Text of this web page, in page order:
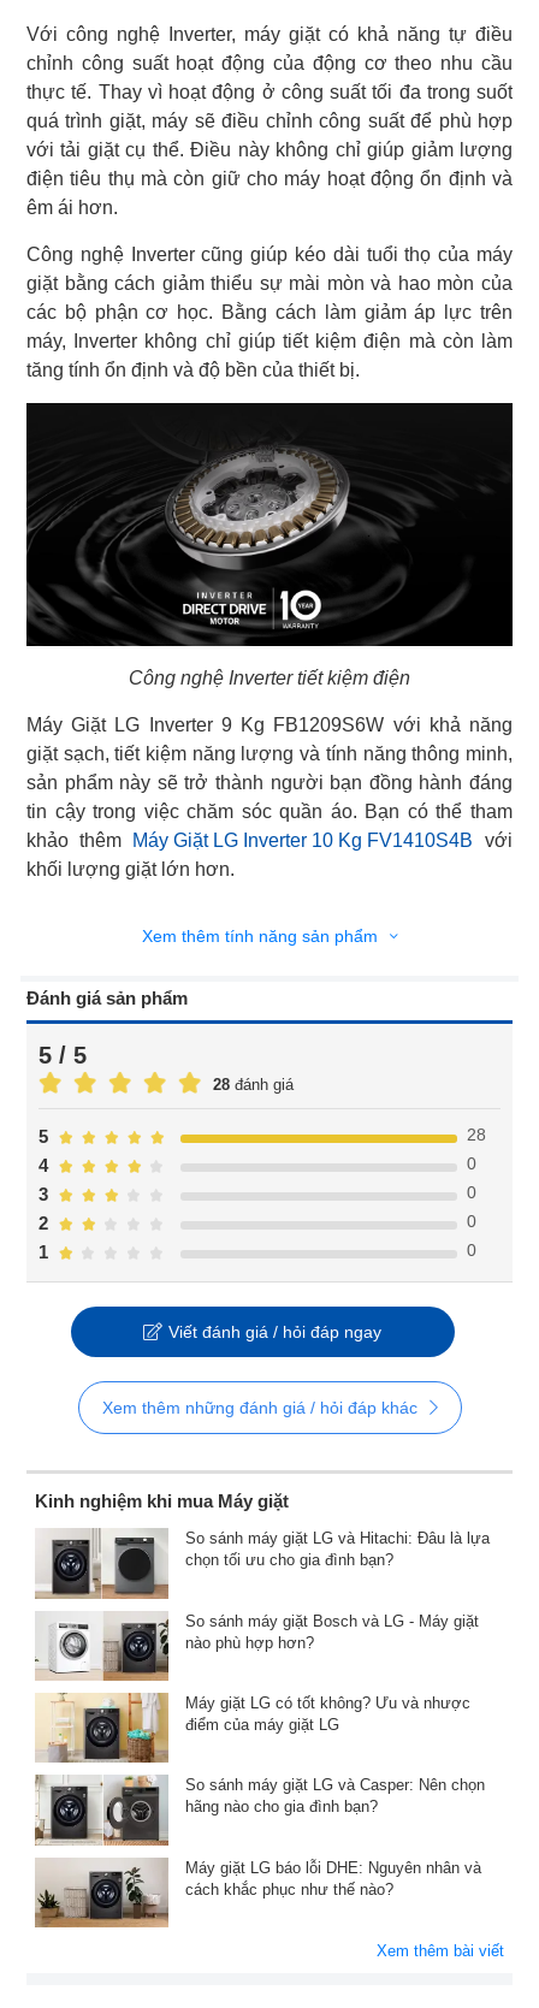
Với công nghệ Inverter, máy giặt có khả năng tự điều
chỉnh công suất hoạt động của động cơ theo nhu cầu
thực tế. Thay vì hoạt động ở công suất tối đa trong suốt
quá trình giặt, máy sẽ điều chỉnh công suất để phù hợp
với tải giặt cụ thể. Điều này không chỉ giúp giảm lượng
điện tiêu thụ mà còn giữ cho máy hoạt động ổn định và
êm ái hơn.
Công nghệ Inverter cũng giúp kéo dài tuổi thọ của máy
giặt bằng cách giảm thiểu sự mài mòn và hao mòn của
các bộ phận cơ học. Bằng cách làm giảm áp lực trên
máy, Inverter không chỉ giúp tiết kiệm điện mà còn làm
tăng tính ổn định và độ bền của thiết bị.
Công nghệ Inverter tiết kiệm điện
Máy Giặt LG Inverter 9 Kg FB1209S6W với khả năng
giặt sạch, tiết kiệm năng lượng và tính năng thông minh,
sản phẩm này sẽ trở thành người bạn đồng hành đáng
tin cậy trong việc chăm sóc quần áo. Bạn có thể tham
khảo thêm
Máy Giặt LG Inverter 10 Kg FV1410S4B với
khối lượng giặt lớn hơn.
Xem thêm tính năng sản phẩm
Đánh giá sản phẩm
5 / 5
28 đánh giá
1 0
2 0
3 0
4 0
5 28
Viết đánh giá / hỏi đáp ngay
Xem thêm những đánh giá / hỏi đáp khác
Kinh nghiệm khi mua Máy giặt
So sánh máy giặt LG và Hitachi: Đâu là lựa
chọn tối ưu cho gia đình bạn?
So sánh máy giặt Bosch và LG - Máy giặt
nào phù hợp hơn?
Máy giặt LG có tốt không? Ưu và nhược
điểm của máy giặt LG
So sánh máy giặt LG và Casper: Nên chọn
hãng nào cho gia đình bạn?
Máy giặt LG báo lỗi DHE: Nguyên nhân và
cách khắc phục như thế nào?
Xem thêm bài viết